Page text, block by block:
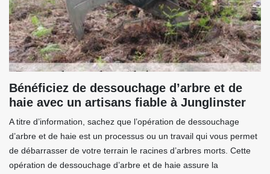
Bénéficiez de dessouchage d’arbre et de
haie avec un artisans fiable à Junglinster
A titre d’information, sachez que l’opération de dessouchage
d’arbre et de haie est un processus ou un travail qui vous permet
de débarrasser de votre terrain le racines d’arbres morts. Cette
opération de dessouchage d’arbre et de haie assure la